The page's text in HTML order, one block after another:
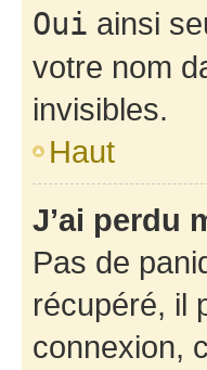
Oui ainsi
votre nom
invisibles.
Haut
J’ai perdu
Pas de
récupéré, il
connexion,